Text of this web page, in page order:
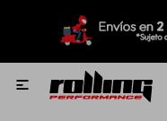

Nuevo!